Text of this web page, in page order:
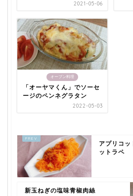
2021-05-06
オーブン料理
「オーヤマくん」でソーセ
ージのペンネグラタン
2022-05-03
アプリコッ
ットラペ
新玉ねぎの塩味青椒肉絲